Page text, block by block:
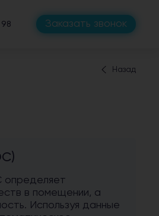
Заказать звонок
Назад
определяет
в помещении, а
Используя данные